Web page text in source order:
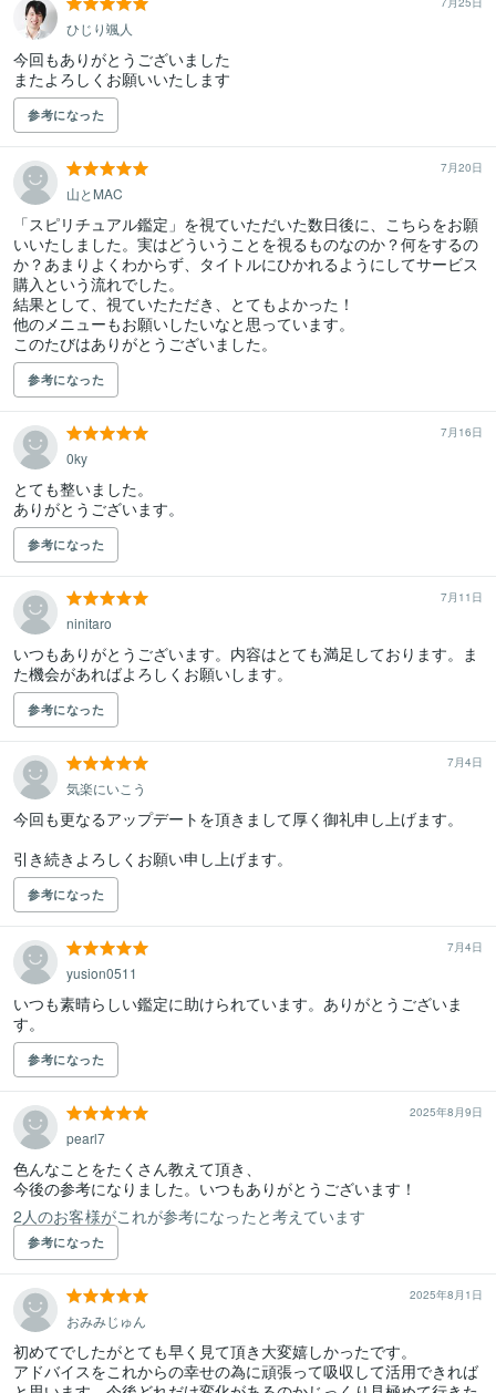
ひじり颯人
今回もありがとうございました
またよろしくお願いいたします
参考になった
7月20日
山とMAC
「スピリチュアル鑑定」を視ていただいた数日後に、こちらをお願
いいたしました。実はどういうことを視るものなのか？何をするの
か？あまりよくわからず、タイトルにひかれるようにしてサービス
購入という流れでした。
結果として、視ていたただき、とてもよかった！
他のメニューもお願いしたいなと思っています。
このたびはありがとうございました。
参考になった
7月16日
0ky
とても整いました。
ありがとうございます。
参考になった
7月11日
ninitaro
いつもありがとうございます。内容はとても満足しております。ま
た機会があればよろしくお願いします。
参考になった
7月4日
気楽にいこう
今回も更なるアップデートを頂きまして厚く御礼申し上げます。
引き続きよろしくお願い申し上げます。
参考になった
7月4日
yusion0511
いつも素晴らしい鑑定に助けられています。ありがとうございま
す。
参考になった
2025年8月9日
pearl7
色んなことをたくさん教えて頂き、
今後の参考になりました。いつもありがとうございます！
2人のお客様がこれが参考になったと考えています
参考になった
2025年8月1日
おみみじゅん
初めてでしたがとても早く見て頂き大変嬉しかったです。
アドバイスをこれからの幸せの為に頑張って吸収して活用できれば